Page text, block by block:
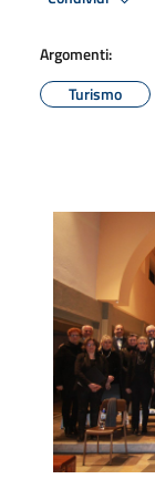
Argomenti:
Turismo